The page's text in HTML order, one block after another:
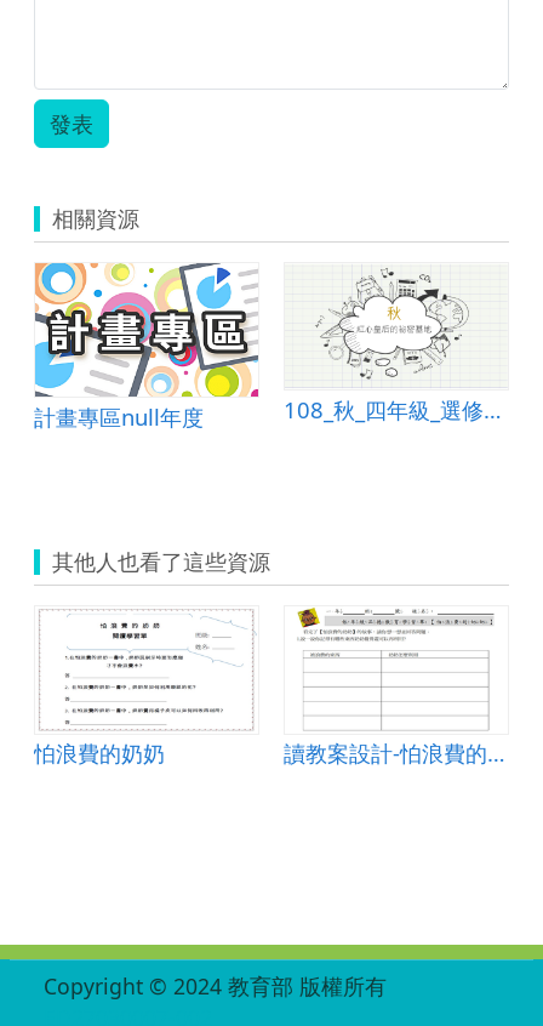
動
設
計.zip
發表
相關資源
計畫專區null年度 108_秋_四年級_選修課_簡報教學_默契解說
其他人也看了這些資源
怕浪費的奶奶
讀教案設計-怕浪費的奶奶
Copyright © 2024 教育部 版權所有